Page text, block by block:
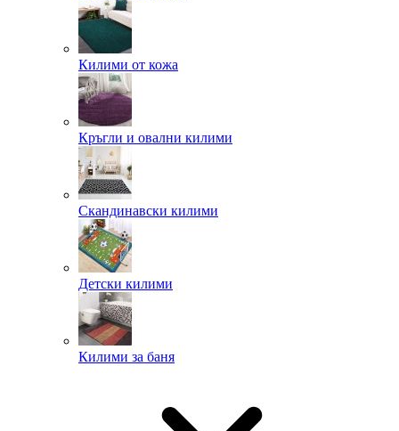
Килими от кожа
Кръгли и овални килими
Скандинавски килими
Детски килими
Килими за баня